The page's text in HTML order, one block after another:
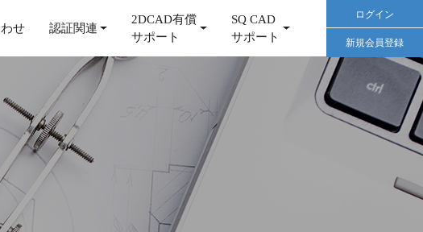
せ 認証関連
2DCAD有償
サポート
SQ CAD
サポート
ログイン
新規会員登録